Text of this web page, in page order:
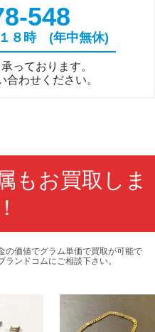
548
８時 (年中無休)
っております。
合わせください。
もお買取しま
の価値でグラム単価で買取が可能で
ンドコムにご相談下さい。